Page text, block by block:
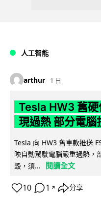
人工智能
arthur 1 日
Tesla HW3 舊
現過熱 部分電腦
Tesla 向 HW3 舊車款推送
映自動駕駛電腦嚴重過熱，
毀，須...
閱讀全文
10 1 ↗ 分享